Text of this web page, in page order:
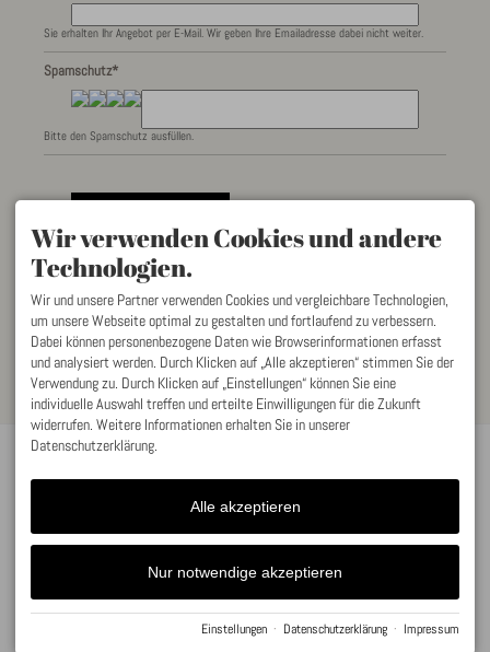
Sie erhalten Ihr Angebot per E-Mail. Wir geben Ihre Emailadresse dabei nicht weiter.
Spamschutz*
Bitte den Spamschutz ausfüllen.
* Pflichtfelder
Datenschutz
Mit dem Absenden des Formulars habe ich die
Datenschutzerklärungzur Kenntnis genommen.
KONTAKT
Grundstücksgemeinschaft
87452 Altusried
BarrierefreiheitCookie-Einstellungen
Wir verwenden Cookies und andere
Technologien.
Wir und unsere Partner verwenden Cookies und vergleichbare Technologien,
um unsere Webseite optimal zu gestalten und fortlaufend zu verbessern.
Dabei können personenbezogene Daten wie Browserinformationen erfasst
und analysiert werden. Durch Klicken auf „Alle akzeptieren“ stimmen Sie der
Verwendung zu. Durch Klicken auf „Einstellungen“ können Sie eine
individuelle Auswahl treffen und erteilte Einwilligungen für die Zukunft
widerrufen. Weitere Informationen erhalten Sie in unserer
Datenschutzerklärung.
Alle akzeptieren
Nur notwendige akzeptieren
Einstellungen · Datenschutzerklärung · Impressum